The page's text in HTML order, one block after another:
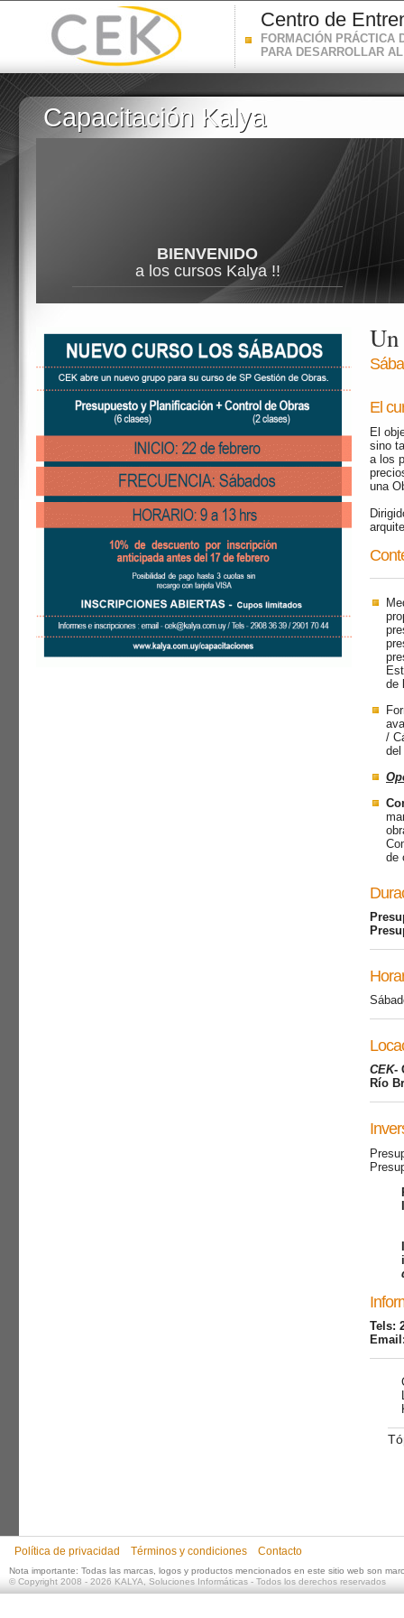
Centro de
FORMACIÓN PRÁCTICA
PARA DESARROLLAR
Capacitación Kalya
Capacitación Kalya
BIENVENIDO
a los cursos Kalya !!
El
El
sino
a los
una
de
/
del
de
CEK-
Río
Tels:
Política de privacidad Términos y condiciones Contacto
Nota importante: Todas las marcas, logos y productos mencionados en este sitio web son
©Copyright 2008 - 2026 KALYA, Soluciones Informáticas- Todos los derechos reservados